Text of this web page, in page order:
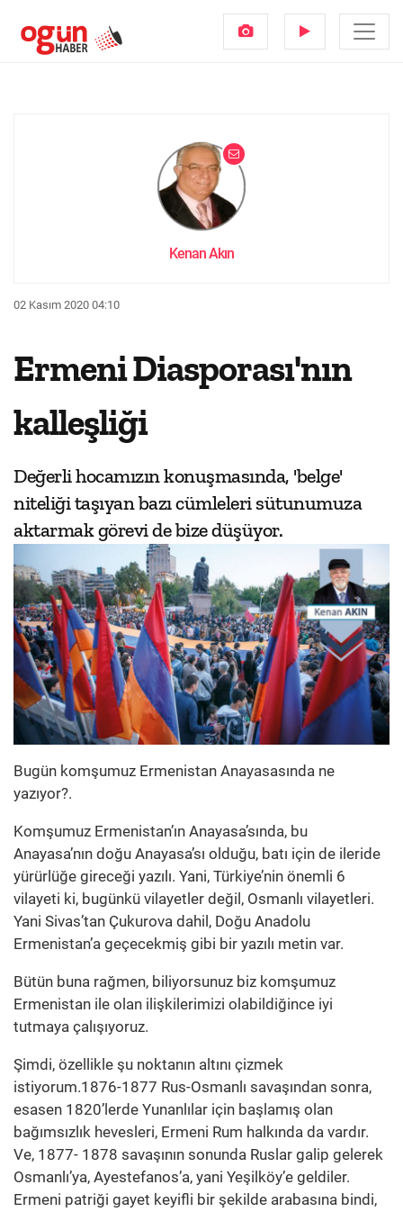
Kenan Akın
02 Kasım 2020 04:10
Ermeni Diasporası'nın
kalleşliği
Değerli hocamızın konuşmasında, 'belge'
niteliği taşıyan bazı cümleleri sütunumuza
aktarmak görevi de bize düşüyor.
Bugün komşumuz Ermenistan Anayasasında ne
yazıyor?.
Komşumuz Ermenistan’ın Anayasa’sında, bu
Anayasa’nın doğu Anayasa’sı olduğu, batı için de ileride
yürürlüğe gireceği yazılı. Yani, Türkiye’nin önemli 6
vilayeti ki, bugünkü vilayetler değil, Osmanlı vilayetleri.
Yani Sivas’tan Çukurova dahil, Doğu Anadolu
Ermenistan’a geçecekmiş gibi bir yazılı metin var.
Bütün buna rağmen, biliyorsunuz biz komşumuz
Ermenistan ile olan ilişkilerimizi olabildiğince iyi
tutmaya çalışıyoruz.
Şimdi, özellikle şu noktanın altını çizmek
istiyorum.1876-1877 Rus-Osmanlı savaşından sonra,
esasen 1820’lerde Yunanlılar için başlamış olan
bağımsızlık hevesleri, Ermeni Rum halkında da vardır.
Ve, 1877- 1878 savaşının sonunda Ruslar galip gelerek
Osmanlı’ya, Ayestefanos’a, yani Yeşilköy’e geldiler.
Ermeni patriği gayet keyifli bir şekilde arabasına bindi,